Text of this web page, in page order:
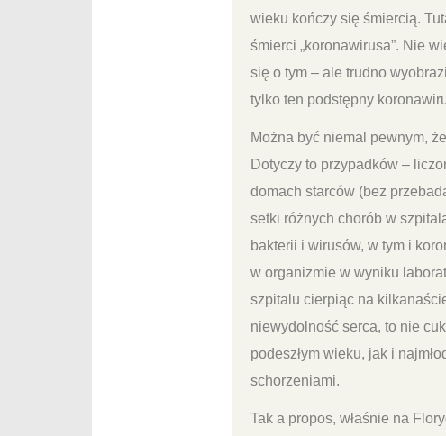
wieku kończy się śmiercią.
śmierci „koronawirusa”. Nie
się o tym – ale trudno
tylko ten podstępny
Można być niemal pewnym,
Dotyczy to przypadków –
domach starców (bez
setki różnych chorób w
bakterii i wirusów, w tym i
w organizmie w wyniku
szpitalu cierpiąc na
niewydolność serca, to nie
podeszłym wieku, jak i
schorzeniami.
Tak a propos, właśnie na